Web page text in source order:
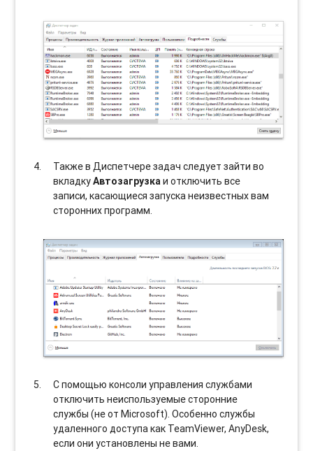
Также в Диспетчере задач следует зайти во
вкладкуАвтозагрузкаи отключить все
записи, касающиеся запуска неизвестных вам
сторонних программ.
С помощью консоли управления службами
отключить неиспользуемые сторонние
службы (не от Microsoft). Особенно службы
удаленного доступа как TeamViewer, AnyDesk,
если они установлены не вами.